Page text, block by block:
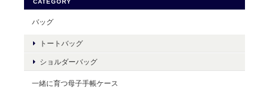
CATEGORY
バッグ
トートバッグ
ショルダーバッグ
一緒に育つ母子手帳ケース